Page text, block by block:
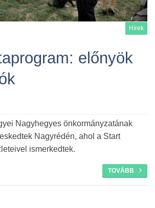
Hírek
előnyök
Nagyhegyes önkormányzatának
Nagyrédén, ahol a Start
ismerkedtek.
TOVÁBB